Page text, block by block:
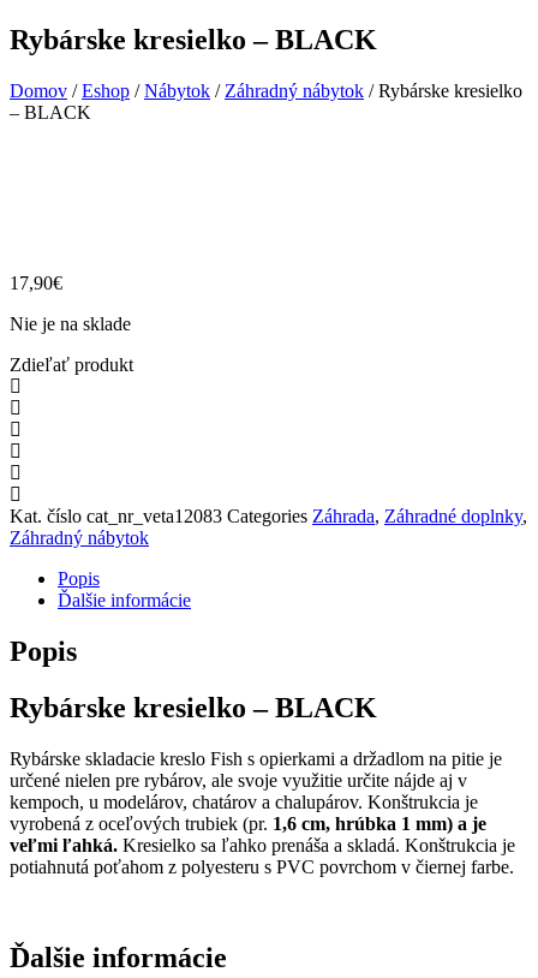
Rybárske kresielko – BLACK
Domov /Eshop /Nábytok / Záhradný nábytok / Rybárske kresielko
– BLACK
17,90€
Nie je na sklade
Zdieľať produkt
Kat. číslo cat_nr_veta12083 Categories Záhrada, Záhradné doplnky,
Záhradný nábytok
Popis
Ďalšie informácie
Popis
Rybárske kresielko – BLACK
Rybárske skladacie kreslo Fish s opierkami a držadlom na pitie je
určené nielen pre rybárov, ale svoje využitie určite nájde aj v
kempoch, u modelárov, chatárov a chalupárov. Konštrukcia je
vyrobená z oceľových trubiek (pr. 1,6 cm, hrúbka 1 mm) a je
veľmi ľahká. Kresielko sa ľahko prenáša a skladá. Konštrukcia je
potiahnutá poťahom z polyesteru s PVC povrchom v čiernej farbe.
Ďalšie informácie